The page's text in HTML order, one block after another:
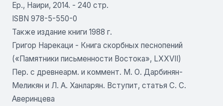
Ер., Наири, 2014. - 240 стр.
ISBN 978-5-550-0
Также издание книги 1988 г.
Григор Нарекаци - Книга скорбных песнопений
(«Памятники письменности Востока», LXXVII)
Пер. с древнеарм. и коммент. М. О. Дарбинян-
Меликян и Л. А. Ханларян. Вступит, статья С. С.
Аверинцева